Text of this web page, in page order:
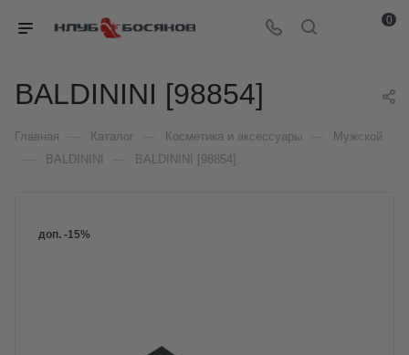
0
BALDININI [98854]
Главная Каталог Косметика и аксессуары Мужской
BALDININI BALDININI [98854]
доп. -15%